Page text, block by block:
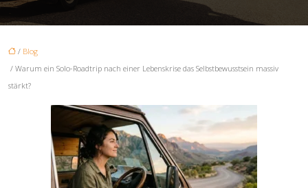
/ Blog
/ Warum ein Solo-Roadtrip nach einer Lebenskrise das Selbstbewusstsein massiv
stärkt?